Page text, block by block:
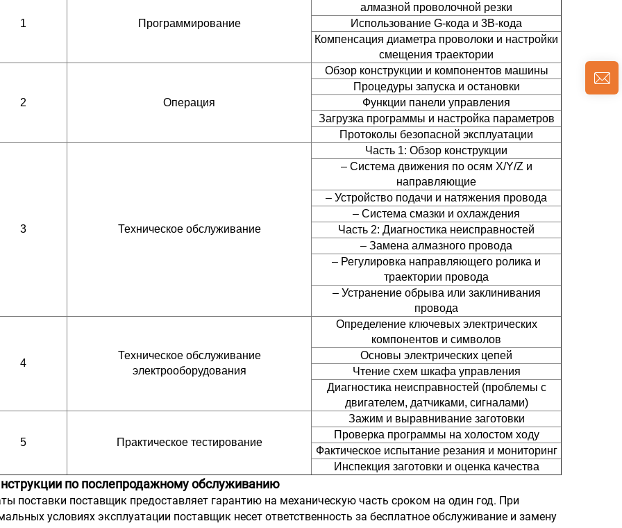
1 Программирование
алмазной проволочной резки
Использование G-кода и 3B-кода
Компенсация диаметра проволоки и настройки
смещения траектории
2 Операция
Обзор конструкции и компонентов машины
Процедуры запуска и остановки
Функции панели управления
Загрузка программы и настройка параметров
Протоколы безопасной эксплуатации
3 Техническое обслуживание
Часть 1: Обзор конструкции
– Система движения по осям X/Y/Z и
направляющие
– Устройство подачи и натяжения провода
– Система смазки и охлаждения
Часть 2: Диагностика неисправностей
– Замена алмазного провода
– Регулировка направляющего ролика и
траектории провода
– Устранение обрыва или заклинивания
провода
4
Техническое обслуживание
электрооборудования
Определение ключевых электрических
компонентов и символов
Основы электрических цепей
Чтение схем шкафа управления
Диагностика неисправностей (проблемы с
двигателем, датчиками, сигналами)
5 Практическое тестирование
Зажим и выравнивание заготовки
Проверка программы на холостом ходу
Фактическое испытание резания и мониторинг
Инспекция заготовки и оценка качества
по послепродажному обслуживанию
поставки поставщик предоставляет гарантию на механическую часть сроком на один год. При
условиях эксплуатации поставщик несет ответственность за бесплатное обслуживание и замену